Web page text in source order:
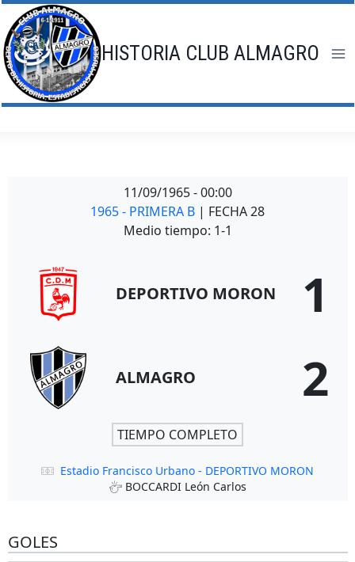
Saltar
al
contenido
HISTORIA CLUB ALMAGRO
11/09/1965 - 00:00
1965 - PRIMERA B | FECHA 28
Medio tiempo: 1-1
DEPORTIVO MORON 1
ALMAGRO 2
TIEMPO COMPLETO
Estadio Francisco Urbano - DEPORTIVO MORON
BOCCARDI León Carlos
GOLES